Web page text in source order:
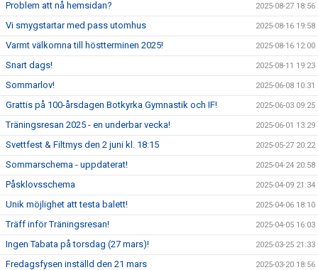
Problem att nå hemsidan? 2025-08-27 18:56
Vi smygstartar med pass utomhus 2025-08-16 19:58
Varmt välkomna till höstterminen 2025! 2025-08-16 12:00
Snart dags! 2025-08-11 19:23
Sommarlov! 2025-06-08 10:31
Grattis på 100-årsdagen Botkyrka Gymnastik och IF! 2025-06-03 09:25
Träningsresan 2025 - en underbar vecka! 2025-06-01 13:29
Svettfest & Filtmys den 2 juni kl. 18:15 2025-05-27 20:22
Sommarschema - uppdaterat! 2025-04-24 20:58
Påsklovsschema 2025-04-09 21:34
Unik möjlighet att testa balett! 2025-04-06 18:10
Träff inför Träningsresan! 2025-04-05 16:03
Ingen Tabata på torsdag (27 mars)! 2025-03-25 21:33
Fredagsfysen inställd den 21 mars 2025-03-20 18:56